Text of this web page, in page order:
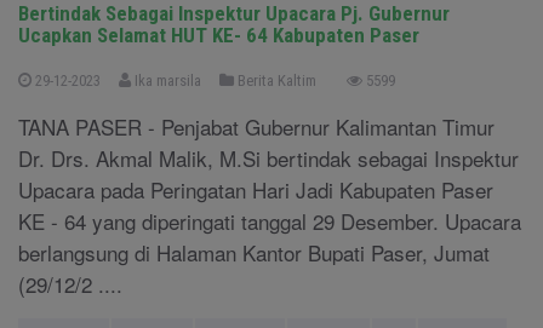
Bertindak Sebagai Inspektur Upacara Pj. Gubernur
Ucapkan Selamat HUT KE- 64 Kabupaten Paser
29-12-2023 Ika marsila Berita Kaltim 5599
TANA PASER - Penjabat Gubernur Kalimantan Timur
Dr. Drs. Akmal Malik, M.Si bertindak sebagai Inspektur
Upacara pada Peringatan Hari Jadi Kabupaten Paser
KE - 64 yang diperingati tanggal 29 Desember. Upacara
berlangsung di Halaman Kantor Bupati Paser, Jumat
(29/12/2 ....